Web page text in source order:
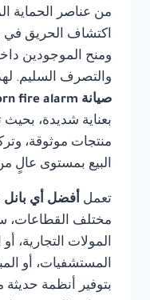
من عناصر الحماية
اكتشاف الحريق في
ومنح الموجودين
والتصرف السليم.
صيانة Thorn fire alarm في القاهرة
بعناية شديدة،
منتجات موثوقة،
البيع بمستوى عالٍ
تعمل أفضل أي بانل
مختلف القطاعات،
المولات التجارية،
المستشفيات، أو
بتوفير أنظمة حديثة